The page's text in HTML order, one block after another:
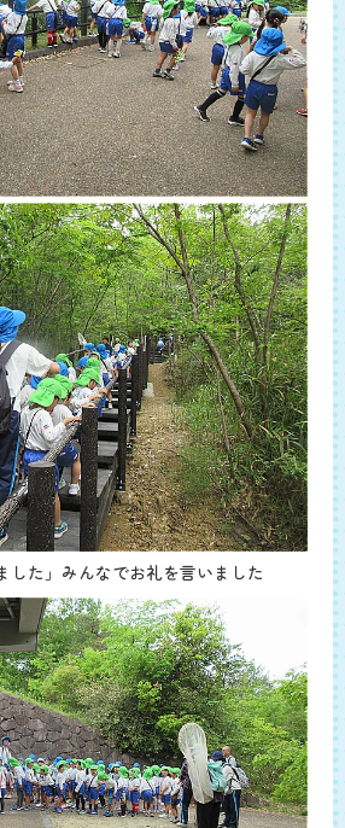
した」みんなでお礼を言いました